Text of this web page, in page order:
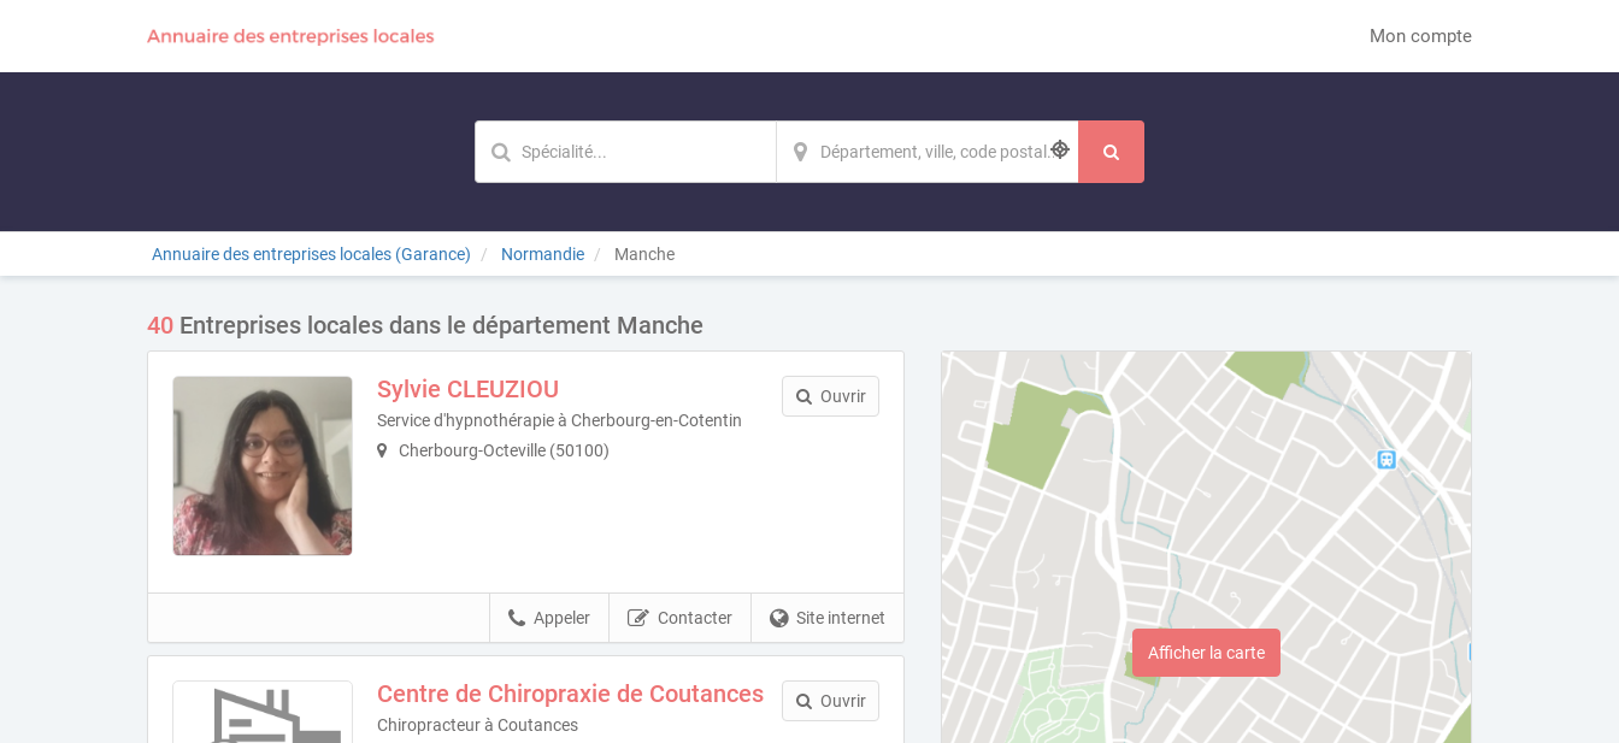
Mon compte
Annuaire des entreprises locales (Garance) Normandie Manche
40 Entreprises locales dans le département Manche
Sylvie CLEUZIOU
Service d'hypnothérapie à Cherbourg-en-Cotentin
Cherbourg-Octeville (50100)
Ouvrir
Site internet
Contacter
Appeler
Centre de Chiropraxie de Coutances
Chiropracteur à Coutances
Ouvrir
Afficher la carte